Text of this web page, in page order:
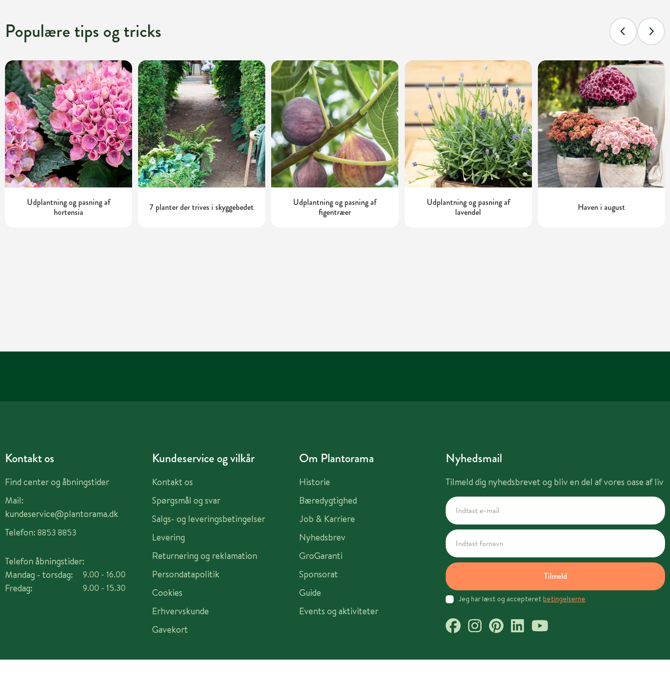
Populære tips og tricks
Udplantning og pasning af
hortensia
7 planter der trives i skyggebedet
Udplantning og pasning af
figentræer
Udplantning og pasning af
lavendel
Haven i august
Kontakt os
Find center og åbningstider
Mail:
kundeservice@plantorama.dk
Telefon: 8853 8853
Telefon åbningstider:
Mandag - torsdag:
Fredag:
9.00 - 16.00
9.00 - 15.30
Kundeservice og vilkår
Kontakt os
Spørgsmål og svar
Salgs- og leveringsbetingelser
Levering
Returnering og reklamation
Persondatapolitik
Cookies
Erhvervskunde
Gavekort
Om Plantorama
Historie
Bæredygtighed
Job & Karriere
Nyhedsbrev
GroGaranti
Sponsorat
Guide
Events og aktiviteter
Nyhedsmail
Tilmeld dig nyhedsbrevet og bliv en del af vores oase af liv
Tilmeld
Jeg har læst og accepteret betingelserne